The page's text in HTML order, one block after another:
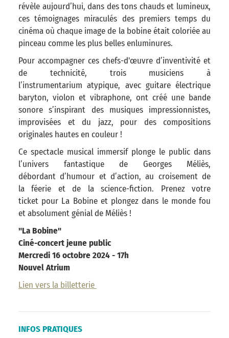
révèle aujourd’hui, dans des tons chauds et lumineux,
ces témoignages miraculés des premiers temps du
cinéma où chaque image de la bobine était coloriée au
pinceau comme les plus belles enluminures.
Pour accompagner ces chefs-d'œuvre d’inventivité et
de technicité, trois musiciens à
l’instrumentarium atypique, avec guitare électrique
baryton, violon et vibraphone, ont créé une bande
sonore s’inspirant des musiques impressionnistes,
improvisées et du jazz, pour des compositions
originales hautes en couleur !
Ce spectacle musical immersif plonge le public dans
l’univers fantastique de Georges Méliès,
débordant d’humour et d’action, au croisement de
la féerie et de la science-fiction. Prenez votre
ticket pour La Bobine et plongez dans le monde fou
et absolument génial de Méliès !
"La Bobine"
Ciné-concert jeune public
Mercredi 16 octobre 2024 - 17h
Nouvel Atrium
Lien vers la billetterie
INFOS PRATIQUES